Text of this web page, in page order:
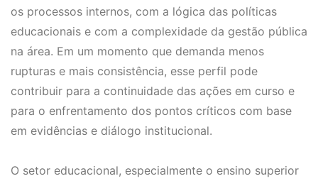
os processos internos, com a lógica das políticas
educacionais e com a complexidade da gestão pública
na área. Em um momento que demanda menos
rupturas e mais consistência, esse perfil pode
contribuir para a continuidade das ações em curso e
para o enfrentamento dos pontos críticos com base
em evidências e diálogo institucional.
O setor educacional, especialmente o ensino superior